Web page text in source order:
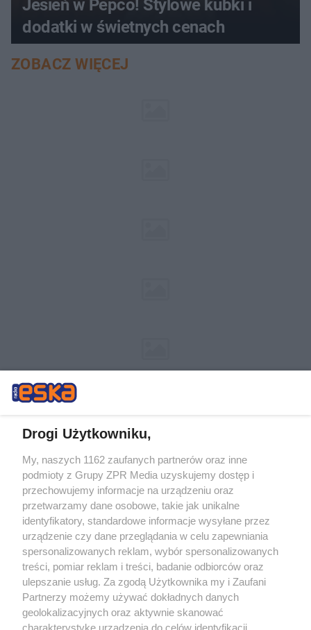
Jesień w Pepco! Stylowe kubki i
dodatki w świetnych cenach
ZOBACZ WIĘCEJ
Żaden utwór zamieszczony w serwisie nie może być powielany i
rozpowszechniany lub dalej rozpowszechniany w jakikolwiek sposób (w
tym także elektroniczny lub mechaniczny) na jakimkolwiek polu
eksploatacji w jakiejkolwiek formie, włącznie z umieszczaniem w
Internecie bez pisemnej zgody właściciela praw. Jakiekolwiek użycie lub
wykorzystanie utworów w całości lub w części z naruszeniem prawa,
tzn. bez właściwej zgody, jest zabronione pod groźbą kary i może być
ścigane prawnie.
Drogi Użytkowniku,
My, naszych 1162 zaufanych partnerów oraz inne
podmioty z Grupy ZPR Media uzyskujemy dostęp i
przechowujemy informacje na urządzeniu oraz
przetwarzamy dane osobowe, takie jak unikalne
identyfikatory, standardowe informacje wysyłane przez
urządzenie czy dane przeglądania w celu zapewniania
spersonalizowanych reklam, wybór spersonalizowanych
treści, pomiar reklam i treści, badanie odbiorców oraz
ulepszanie usług. Za zgodą Użytkownika my i Zaufani
Partnerzy możemy używać dokładnych danych
geolokalizacyjnych oraz aktywnie skanować
charakterystykę urządzenia do celów identyfikacji.